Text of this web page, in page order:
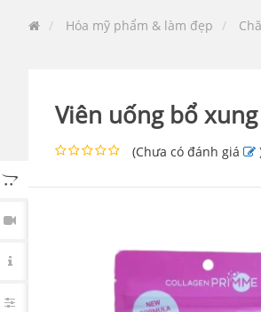
Hóa mỹ phẩm & làm đẹp
Viên uống bổ
(Chưa có đánh giá